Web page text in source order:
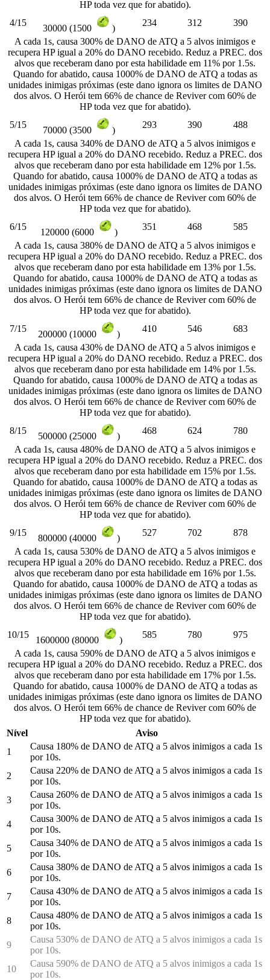
HP toda vez que for abatido).
4/15
30000 (1500 )
234 312
390
A cada 1s, causa 300% de DANO de ATQ a 5 alvos inimigos e
recupera HP igual a 20% do DANO recebido. Reduz a PREC. dos
alvos que receberam dano por esta habilidade em 11% por 1.5s.
Quando for abatido, causa 1000% de DANO de ATQ a todas as
unidades inimigas próximas (este dano ignora os limites de DANO
dos alvos. O Herói tem 66% de chance de Reviver com 60% de
HP toda vez que for abatido).
5/15
70000 (3500 )
293 390
488
A cada 1s, causa 340% de DANO de ATQ a 5 alvos inimigos e
recupera HP igual a 20% do DANO recebido. Reduz a PREC. dos
alvos que receberam dano por esta habilidade em 12% por 1.5s.
Quando for abatido, causa 1000% de DANO de ATQ a todas as
unidades inimigas próximas (este dano ignora os limites de DANO
dos alvos. O Herói tem 66% de chance de Reviver com 60% de
HP toda vez que for abatido).
6/15
120000 (6000 )
351 468
585
A cada 1s, causa 380% de DANO de ATQ a 5 alvos inimigos e
recupera HP igual a 20% do DANO recebido. Reduz a PREC. dos
alvos que receberam dano por esta habilidade em 13% por 1.5s.
Quando for abatido, causa 1000% de DANO de ATQ a todas as
unidades inimigas próximas (este dano ignora os limites de DANO
dos alvos. O Herói tem 66% de chance de Reviver com 60% de
HP toda vez que for abatido).
7/15
200000 (10000 )
410 546
683
A cada 1s, causa 430% de DANO de ATQ a 5 alvos inimigos e
recupera HP igual a 20% do DANO recebido. Reduz a PREC. dos
alvos que receberam dano por esta habilidade em 14% por 1.5s.
Quando for abatido, causa 1000% de DANO de ATQ a todas as
unidades inimigas próximas (este dano ignora os limites de DANO
dos alvos. O Herói tem 66% de chance de Reviver com 60% de
HP toda vez que for abatido).
8/15
500000 (25000 )
468 624
780
A cada 1s, causa 480% de DANO de ATQ a 5 alvos inimigos e
recupera HP igual a 20% do DANO recebido. Reduz a PREC. dos
alvos que receberam dano por esta habilidade em 15% por 1.5s.
Quando for abatido, causa 1000% de DANO de ATQ a todas as
unidades inimigas próximas (este dano ignora os limites de DANO
dos alvos. O Herói tem 66% de chance de Reviver com 60% de
HP toda vez que for abatido).
9/15
800000 (40000 )
527 702
878
A cada 1s, causa 530% de DANO de ATQ a 5 alvos inimigos e
recupera HP igual a 20% do DANO recebido. Reduz a PREC. dos
alvos que receberam dano por esta habilidade em 16% por 1.5s.
Quando for abatido, causa 1000% de DANO de ATQ a todas as
unidades inimigas próximas (este dano ignora os limites de DANO
dos alvos. O Herói tem 66% de chance de Reviver com 60% de
HP toda vez que for abatido).
10/15
1600000 (80000 )
585 780
975
A cada 1s, causa 590% de DANO de ATQ a 5 alvos inimigos e
recupera HP igual a 20% do DANO recebido. Reduz a PREC. dos
alvos que receberam dano por esta habilidade em 17% por 1.5s.
Quando for abatido, causa 1000% de DANO de ATQ a todas as
unidades inimigas próximas (este dano ignora os limites de DANO
dos alvos. O Herói tem 66% de chance de Reviver com 60% de
HP toda vez que for abatido).
Nível
Aviso
1
Causa 180% de DANO de ATQ a 5 alvos inimigos a cada 1s
por 10s.
2
Causa 220% de DANO de ATQ a 5 alvos inimigos a cada 1s
por 10s.
3
Causa 260% de DANO de ATQ a 5 alvos inimigos a cada 1s
por 10s.
4
Causa 300% de DANO de ATQ a 5 alvos inimigos a cada 1s
por 10s.
5
Causa 340% de DANO de ATQ a 5 alvos inimigos a cada 1s
por 10s.
6
Causa 380% de DANO de ATQ a 5 alvos inimigos a cada 1s
por 10s.
7
Causa 430% de DANO de ATQ a 5 alvos inimigos a cada 1s
por 10s.
8
Causa 480% de DANO de ATQ a 5 alvos inimigos a cada 1s
por 10s.
9
Causa 530% de DANO de ATQ a 5 alvos inimigos a cada 1s
por 10s.
10
Causa 590% de DANO de ATQ a 5 alvos inimigos a cada 1s
por 10s.